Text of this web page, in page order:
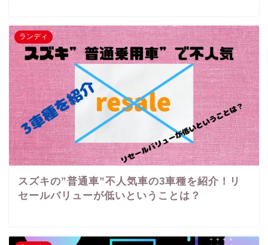
ランディ
スズキの”普通車”不人気車の3車種を紹介！リ
セールバリューが低いということは？